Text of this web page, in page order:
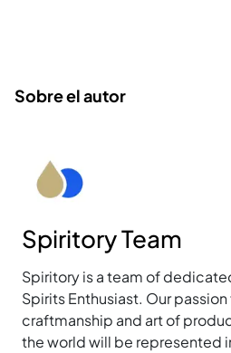
Sobre el autor
Spiritory Team
Spiritory is a team of
Spirits Enthusiast. Our
craftmanship and art of
the world will be represented